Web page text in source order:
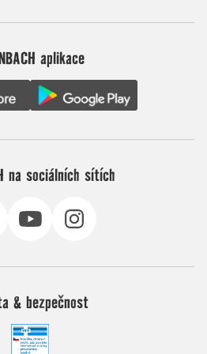
aplikace
na sociálních sítích
& bezpečnost